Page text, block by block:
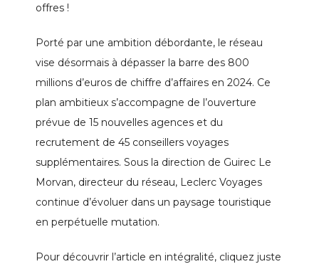
offres !
Porté par une ambition débordante, le réseau
vise désormais à dépasser la barre des 800
millions d’euros de chiffre d’affaires en 2024. Ce
plan ambitieux s’accompagne de l’ouverture
prévue de 15 nouvelles agences et du
recrutement de 45 conseillers voyages
supplémentaires. Sous la direction de Guirec Le
Morvan, directeur du réseau, Leclerc Voyages
continue d’évoluer dans un paysage touristique
en perpétuelle mutation.
Pour découvrir l’article en intégralité, cliquez juste